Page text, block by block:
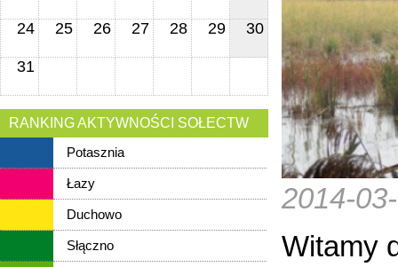
24 25 26 27 28 29 30
31
RANKING AKTYWNOŚCI SOŁECTW
Potasznia
Łazy
Duchowo
Słączno
2014-
Witamy